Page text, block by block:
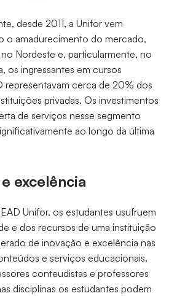
desde 2011, a Unifor vem
o amadurecimento do mercado,
Nordeste e, particularmente, no
os ingressantes em cursos
representavam cerca de 20% dos
privadas. Os investimentos
de serviços nesse segmento
ao longo da última
excelência
Unifor, os estudantes usufruem
e dos recursos de uma instituição
de inovação e excelência nas
e serviços educacionais.
conteudistas e professores
disciplinas os estudantes podem